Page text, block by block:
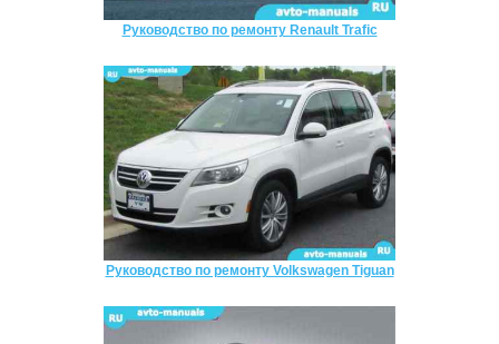
Руководство по ремонту Renault Trafic
Руководство по ремонту Volkswagen Tiguan